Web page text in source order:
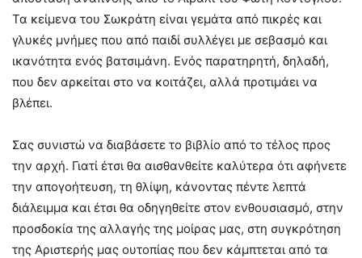
Τα κείμενα του Σωκράτη είναι γεμάτα από πικρές και
γλυκές μνήμες που από παιδί συλλέγει με σεβασμό και
ικανότητα ενός βατσιμάνη. Ενός παρατηρητή, δηλαδή,
που δεν αρκείται στο να κοιτάζει, αλλά προτιμάει να
βλέπει.
Σας συνιστώ να διαβάσετε το βιβλίο από το τέλος προς
την αρχή. Γιατί έτσι θα αισθανθείτε καλύτερα ότι αφήνετε
την απογοήτευση, τη θλίψη, κάνοντας πέντε λεπτά
διάλειμμα και έτσι θα οδηγηθείτε στον ενθουσιασμό, στην
προσδοκία της αλλαγής της μοίρας μας, στη συγκρότηση
της Αριστερής μας ουτοπίας που δεν κάμπτεται από τα